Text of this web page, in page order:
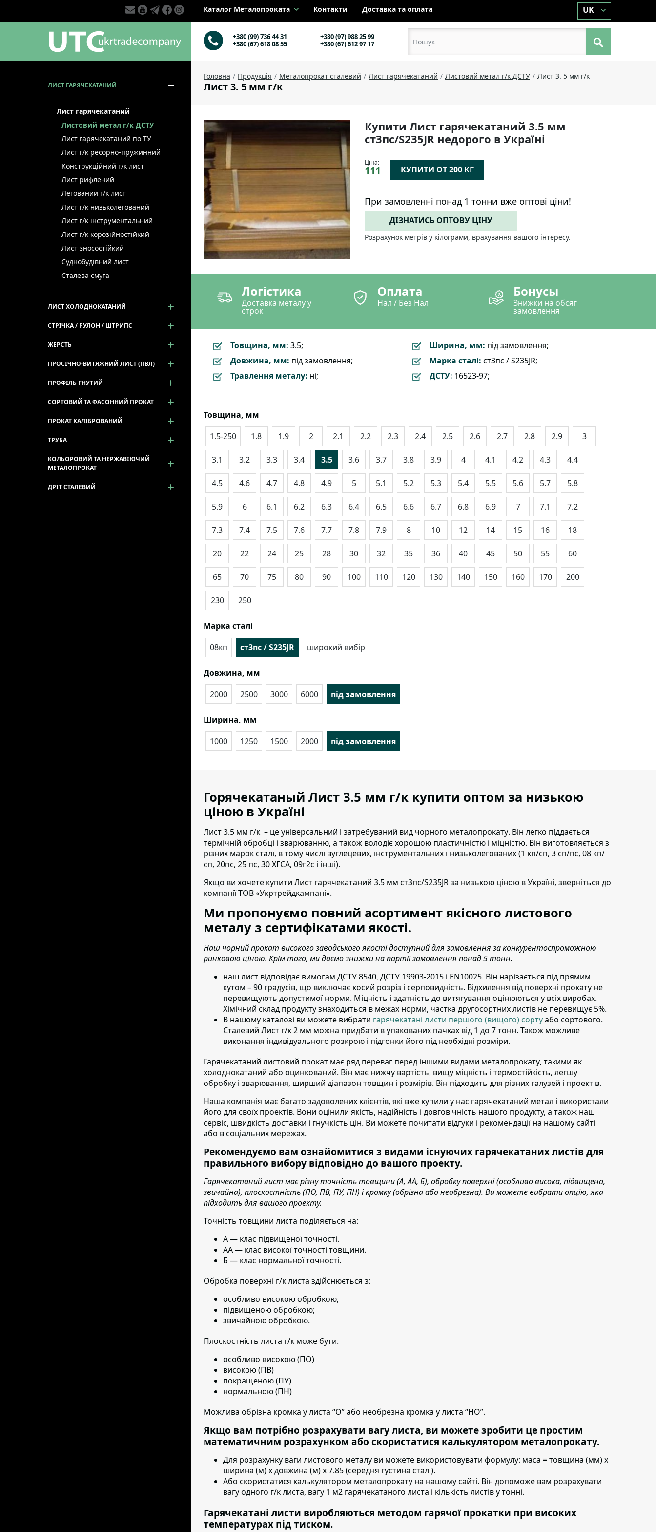
Каталог Металопроката Контакти Доставка та оплата UK
+380 (99) 736 44 31
+380 (97) 988 25 99
+380 (67) 618 08 55
+380 (67) 612 97 17
Головна Продукція Металопрокат сталевий Лист гарячекатаний Листовий метал г/к ДСТУ Лист 3. 5 мм г/к
Лист 3. 5 мм г/к
Купити Лист гарячекатаний 3.5 мм
ст3пс/S235JR недорого в Україні
Ціна:
111 КУПИТИ ОТ 200 КГ
При замовленні понад 1 тонни вже оптові ціни!
ДІЗНАТИСЬ ОПТОВУ ЦІНУ
Розрахунок метрів у кілограми, врахування вашого інтересу.
Логістика
Доставка металу у
строк
Оплата
Нал / Без Нал
Бонусы
Знижки на обсяг
замовлення
Товщина, мм: 3.5; Ширина, мм: під замовлення;
Довжина, мм: під замовлення; Марка сталі: ст3пс / S235JR;
Травлення металу: ні; ДСТУ: 16523-97;
Товщина, мм
1.5-250
1.8 1.9 2 2.1 2.2 2.3 2.4 2.5 2.6 2.7 2.8 2.9 3
3.1 3.2 3.3 3.4 3.5 3.6 3.7 3.8 3.9 4 4.1 4.2 4.3 4.4
4.5 4.6 4.7 4.8 4.9 5 5.1 5.2 5.3 5.4 5.5 5.6 5.7 5.8
5.9 6 6.1 6.2 6.3 6.4 6.5 6.6 6.7 6.8 6.9 7 7.1 7.2
7.3 7.4 7.5 7.6 7.7 7.8 7.9 8 10 12 14 15 16 18
20 22 24 25 28 30 32 35 36 40 45 50 55 60
65 70 75 80 90 100 110 120 130 140 150 160 170 200
230 250
Марка сталі
08кп
ст3пс / S235JR широкий вибір
Довжина, мм
2000
2500 3000 6000 під замовлення
Ширина, мм
1000
1250 1500 2000 під замовлення
Горячекатаный Лист 3.5 мм г/к купити оптом за низькою
ціною в Україні
Лист 3.5 мм г/к – це універсальний і затребуваний вид чорного металопрокату. Він легко піддається
термічній обробці і зварюванню, а також володіє хорошою пластичністю і міцністю. Він виготовляється з
різних марок сталі, в тому числі вуглецевих, інструментальних і низьколегованих (1 кп/сп, 3 сп/пс, 08 кп/
сп, 20пс, 25 пс, 30 ХГСА, 09г2с і інші).
Якщо ви хочете купити Лист гарячекатаний 3.5 мм ст3пс/S235JRза низькою ціною в Україні, зверніться до
компанії ТОВ «Укртрейдкампані».
Ми пропонуємо повний асортимент якісного листового
металу з сертифікатами якості.
Наш чорний прокат високого заводського якості доступний для замовлення за конкурентоспроможною
ринковою ціною. Крім того, ми даємо знижки на партії замовлення понад 5 тонн.
наш лист відповідає вимогам ДСТУ 8540, ДСТУ 19903-2015 і EN10025. Він нарізається під прямим
кутом – 90 градусів, що виключає косий розріз і серповидність. Відхилення від поверхні прокату не
перевищують допустимої норми. Міцність і здатність до витягування оцінюються у всіх виробах.
Хімічний склад продукту знаходиться в межах норми, частка другосортних листів не перевищує 5%.
В нашому каталозі ви можете вибрати гарячекатані листи першого (вищого) сортуабо сортового.
Сталевий Лист г/к 2 мм можна придбати в упакованих пачках від 1 до 7 тонн. Також можливе
виконання індивідуального розкрою і підгонки його під необхідні розміри.
Гарячекатаний листовий прокат має ряд переваг перед іншими видами металопрокату, такими як
холоднокатаний або оцинкований. Він має нижчу вартість, вищу міцність і термостійкість, легшу
обробку і зварювання, ширший діапазон товщин і розмірів. Він підходить для різних галузей і проектів.
Наша компанія має багато задоволених клієнтів, які вже купили у нас гарячекатаний метал і використали
його для своїх проектів. Вони оцінили якість, надійність і довговічність нашого продукту, а також наш
сервіс, швидкість доставки і гнучкість цін. Ви можете почитати відгуки і рекомендації на нашому сайті
або в соціальних мережах.
Рекомендуємо вам ознайомитися з видами існуючих гарячекатаних листів для
правильного вибору відповідно до вашого проекту.
Гарячекатаний лист має різну точність товщини (А, АА, Б), обробку поверхні (особливо висока, підвищена,
звичайна), плоскостність (ПО, ПВ, ПУ, ПН) і кромку (обрізна або необрезна). Ви можете вибрати опцію, яка
підходить для вашого проекту.
Точність товщини листа поділяється на:
А — клас підвищеної точності.
АА — клас високої точності товщини.
Б — клас нормальної точності.
Обробка поверхні г/к листа здійснюється з:
особливо високою обробкою;
підвищеною обробкою;
звичайною обробкою.
Плоскостність листа г/к може бути:
особливо високою (ПО)
високою (ПВ)
покращеною (ПУ)
нормальною (ПН)
Можлива обрізна кромка у листа “О” або необрезна кромка у листа “НО”.
Якщо вам потрібно розрахувати вагу листа, ви можете зробити це простим
математичним розрахунком або скористатися калькулятором металопрокату.
Для розрахунку ваги листового металу ви можете використовувати формулу: маса = товщина (мм) х
ширина (м) х довжина (м) х 7.85 (середня густина сталі).
Або скористатися калькулятором металопрокату на нашому сайті. Він допоможе вам розрахувати
вагу одного г/к листа, вагу 1 м2 гарячекатаного листа і кількість листів у тонні.
Гарячекатані листи виробляються методом гарячої прокатки при високих
температурах під тиском.
ЛИСТ ГАРЯЧЕКАТАНИЙ
Лист гарячекатаний
Листовий метал г/к ДСТУ
Лист гарячекатаний по ТУ
Лист г/к ресорно-пружинний
Конструкційний г/к лист
Лист рифлений
Легований г/к лист
Лист г/к низьколегований
Лист г/к інструментальний
Лист г/к корозійностійкий
Лист зносостійкий
Суднобудівний лист
Сталева смуга
ЛИСТ ХОЛОДНОКАТАНИЙ
СТРІЧКА / РУЛОН / ШТРИПС
ЖЕРСТЬ
ПРОСІЧНО-ВИТЯЖНИЙ ЛИСТ (ПВЛ)
ПРОФІЛЬ ГНУТИЙ
СОРТОВИЙ ТА ФАСОННИЙ ПРОКАТ
ПРОКАТ КАЛІБРОВАНИЙ
ТРУБА
КОЛЬОРОВИЙ ТА НЕРЖАВІЮЧИЙ
МЕТАЛОПРОКАТ
ДРІТ СТАЛЕВИЙ